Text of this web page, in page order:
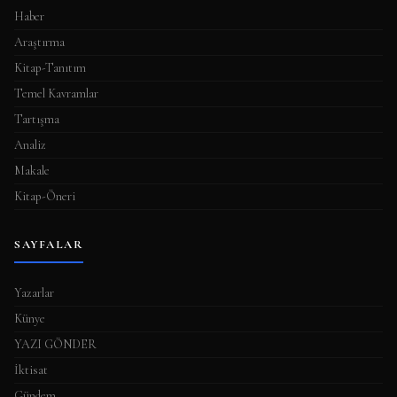
a
s
ı
Haber
Araştırma
Kitap-Tanıtım
Temel Kavramlar
Tartışma
Analiz
Makale
Kitap-Öneri
SAYFALAR
Yazarlar
Künye
YAZI GÖNDER
İktisat